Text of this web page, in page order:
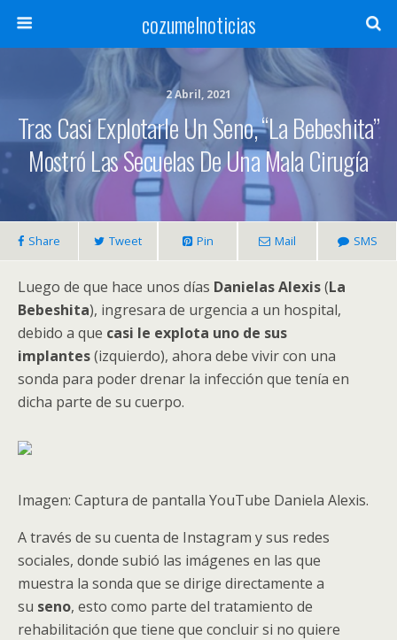
cozumelnoticias
2 Abril, 2021
Tras Casi Explotarle Un Seno, “La Bebeshita”
Mostró Las Secuelas De Una Mala Cirugía
Share Tweet Pin Mail SMS
Luego de que hace unos días Danielas Alexis(La
Bebeshita), ingresara de urgencia a un hospital,
debido a que casi le explota uno de sus
implantes(izquierdo), ahora debe vivir con una
sonda para poder drenar la infección que tenía en
dicha parte de su cuerpo.
Imagen: Captura de pantalla YouTube Daniela Alexis.
A través de su cuenta de Instagram y sus redes
sociales, donde subió las imágenes en las que
muestra la sonda que se dirige directamente a
su seno, esto como parte del tratamiento de
rehabilitación que tiene que concluir si no quiere